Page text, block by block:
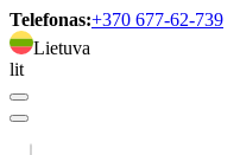
Telefonas:+370 677-62-739
Lietuva
lit